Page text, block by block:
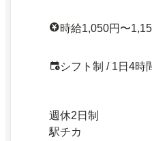
時給1,050円〜
シフト制 / 1日4時
週休2日制
駅チカ